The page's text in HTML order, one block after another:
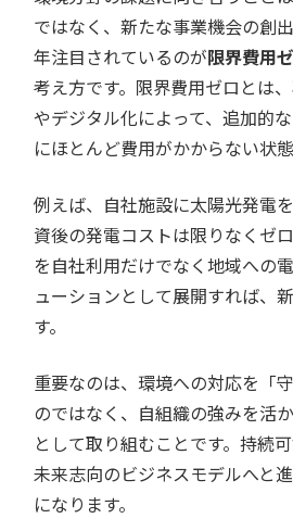
ではなく、新たな事業機会の創
年注目されているのが限界費用
考え方です。限界費用ゼロとは
やデジタル化によって、追加的
にほとんど費用がかからない状
例えば、自社施設に太陽光発電
資後の発電コストは限りなくゼ
を自社利用だけでなく地域への
ューションとして展開すれば、
す。
重要なのは、環境への対応を「
のではなく、自組織の強みを活
として取り組むことです。持続
未来志向のビジネスモデルへと
になります。